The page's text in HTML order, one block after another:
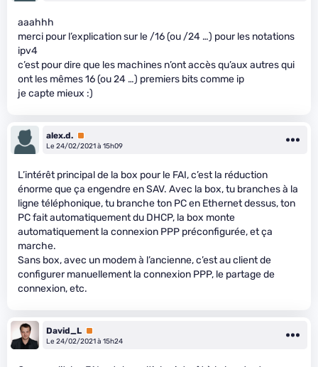
aaahhh
merci pour l’explication sur le /16 (ou /24 …) pour les notations
ipv4
c’est pour dire que les machines n’ont accès qu’aux autres qui
ont les mêmes 16 (ou 24 …) premiers bits comme ip
je capte mieux :)
alex.d. Premium
Le 24/02/2021 à 15h09
L’intérêt principal de la box pour le FAI, c’est la réduction
énorme que ça engendre en SAV. Avec la box, tu branches à la
ligne téléphonique, tu branche ton PC en Ethernet dessus, ton
PC fait automatiquement du DHCP, la box monte
automatiquement la connexion PPP préconfigurée, et ça
marche.
Sans box, avec un modem à l’ancienne, c’est au client de
configurer manuellement la connexion PPP, le partage de
connexion, etc.
David_L Premium
Le 24/02/2021 à 15h24